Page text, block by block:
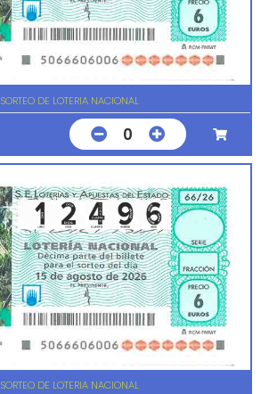
SORTEO DE LOTERIA NACIONAL
0
SORTEO DE LOTERIA NACIONAL